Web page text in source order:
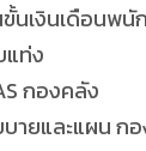
นเงินเดือนพนั
แท่ง
กองคลัง
ายและแผน